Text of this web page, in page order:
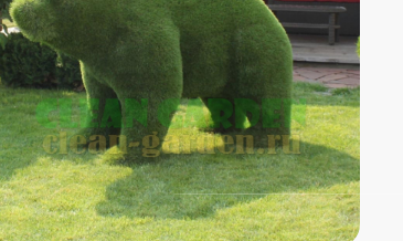
Ваше имя
Ваш e-mail